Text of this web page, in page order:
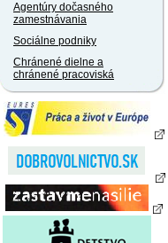
Agentúry dočasného
zamestnávania
Sociálne podniky
Chránené dielne a
chránené pracoviská